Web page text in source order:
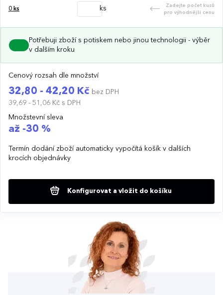
0 ks ks
Zadejte počet kusů
pro výhodnější cenu
Potřebuji zboží s potiskem nebo jinou technologii - výběr
v dalším kroku
Cenový rozsah dle množství
32,80 - 42,20 Kč bez DPH
39,69 - 51,06 Kč s DPH
Množstevní sleva
až -30 %
Termín dodání zboží automaticky vypočítá košík v dalších
krocích objednávky
Konfigurovat a vložit do košíku